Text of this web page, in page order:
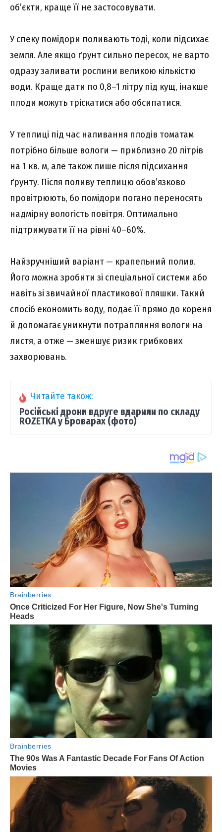
об’єкти, краще її не застосовувати.
У спеку помідори поливають тоді, коли підсихає
земля. Але якщо ґрунт сильно пересох, не варто
одразу заливати рослини великою кількістю
води. Краще дати по 0,8–1 літру під кущ, інакше
плоди можуть тріскатися або обсипатися.
У теплиці під час наливання плодів томатам
потрібно більше вологи — приблизно 20 літрів
на 1 кв. м, але також лише після підсихання
ґрунту. Після поливу теплицю обов’язково
провітрюють, бо помідори погано переносять
надмірну вологість повітря. Оптимально
підтримувати її на рівні 40–60%.
Найзручніший варіант — крапельний полив.
Його можна зробити зі спеціальної системи або
навіть зі звичайної пластикової пляшки. Такий
спосіб економить воду, подає її прямо до кореня
й допомагає уникнути потрапляння вологи на
листя, а отже — зменшує ризик грибкових
захворювань.
Читайте також:
Російські дрони вдруге вдарили по складу
ROZETKA у Броварах (фото)